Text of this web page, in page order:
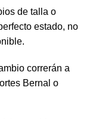
de talla o
estado, no
correrán a
Bernal o